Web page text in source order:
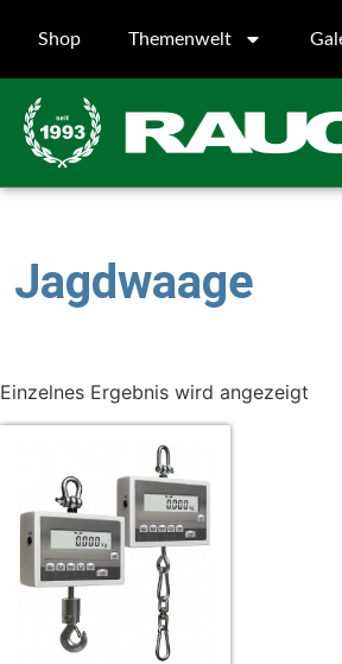
Shop Themenwelt
Jagdwaage
Einzelnes Ergebnis wird angezeigt